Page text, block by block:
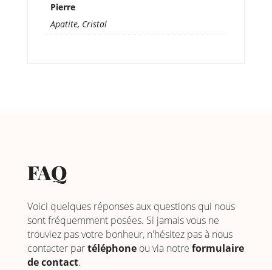
Pierre
Apatite, Cristal
FAQ
Voici quelques réponses aux questions qui nous
sont fréquemment posées. Si jamais vous ne
trouviez pas votre bonheur, n'hésitez pas à nous
contacter partéléphoneou via notre formulaire
de contact.